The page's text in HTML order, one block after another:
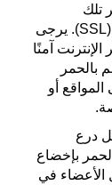
تلك
المعلومات باستخدام تقنية طبقة المقابس الآمنة (SSL). يرجى
آمنًا
بالحمر
أو
درع
بإخضاع
الأعضاء في